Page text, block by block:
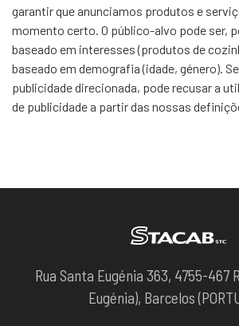
garantir que anunciamos produtos e
momento certo. O público-alvo pode ser,
baseado em interesses (produtos de
baseado em demografia (idade, género).
publicidade direcionada, pode recusar a
de publicidade a partir das nossas
Rua Santa Eugénia 363, 4755-467
Eugénia), Barcelos